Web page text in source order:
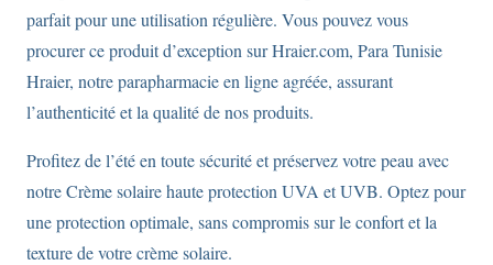
parfait pour une utilisation régulière. Vous pouvez vous
procurer ce produit d’exception sur Hraier.com, Para Tunisie
Hraier, notre parapharmacie en ligne agréée, assurant
l’authenticité et la qualité de nos produits.
Profitez de l’été en toute sécurité et préservez votre peau avec
notre Crème solaire haute protection UVA et UVB. Optez pour
une protection optimale, sans compromis sur le confort et la
texture de votre crème solaire.